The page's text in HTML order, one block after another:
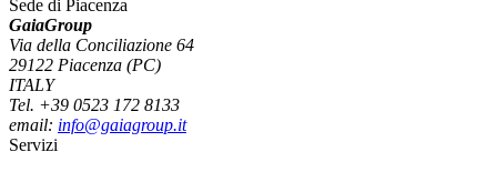
Sede di Piacenza
GaiaGroup
Via della Conciliazione 64
29122 Piacenza (PC)
ITALY
Tel. +39 0523 172 8133
email: info@gaiagroup.it
Servizi